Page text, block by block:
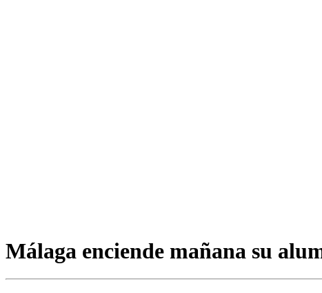
Málaga enciende mañana su